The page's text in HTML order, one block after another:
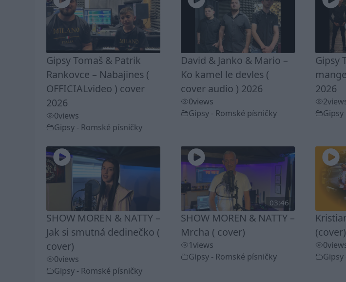
Gipsy Tomaš & Patrik
Rankovce – Nabajines (
OFFICIALvideo ) cover
2026
0views
Gipsy - Romské písničky
David & Janko & Mario –
Ko kamel le devles (
cover audio ) 2026
0views
Gipsy - Romské písničky
Gipsy
2026
2
SHOW MOREN & NATTY –
Jak si smutná dedinečko (
cover)
0views
Gipsy - Romské písničky
03:46
SHOW MOREN & NATTY –
Mrcha ( cover)
1views
Gipsy - Romské písničky
(cover)
0